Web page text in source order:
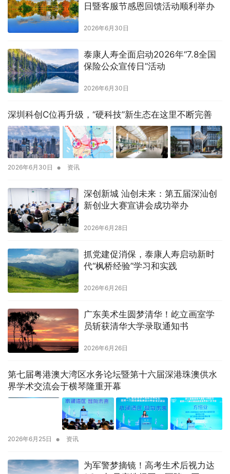
日暨客服节感恩回馈活动顺利举办
2026年6月30日
泰康人寿全面启动2026年“7.8全国
保险公众宣传日”活动
2026年6月30日
深圳科创C位再升级，“硬科技”新生态在这里不断完善
2026年6月30日 • 资讯
深创新城 汕创未来：第五届深汕创
新创业大赛宣讲会成功举办
2026年6月28日
抓党建促消保，泰康人寿启动新时
代“枫桥经验”学习和实践
2026年6月26日
广东美术生圆梦清华！屹立画室学
员斩获清华大学录取通知书
2026年6月26日
第七届粤港澳大湾区水务论坛暨第十六届深港珠澳供水
界学术交流会于横琴隆重开幕
2026年6月25日 • 资讯
为军警梦摘镜！高考生术后视力达